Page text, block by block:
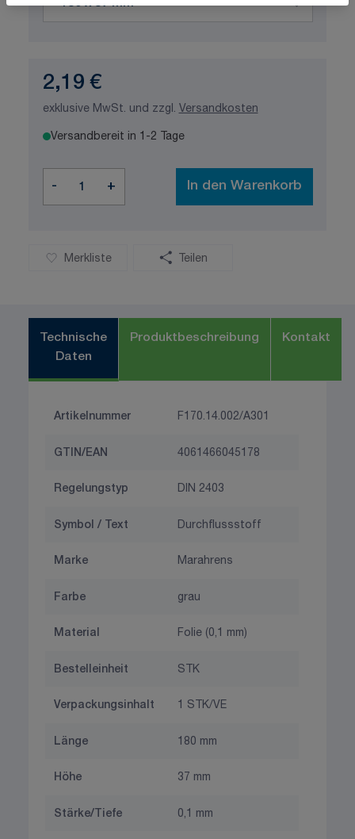
2,19 €
exklusive MwSt. und zzgl. Versandkosten
Versandbereit in 1-2 Tage
- + In den Warenkorb
Merkliste Teilen
Technische
Daten
Produktbeschreibung Kontakt
Artikelnummer F170.14.002/A301
GTIN/EAN 4061466045178
Regelungstyp DIN 2403
Symbol / Text Durchflussstoff
Marke Marahrens
Farbe grau
Material Folie (0,1 mm)
Bestelleinheit STK
Verpackungsinhalt 1 STK/VE
Länge 180 mm
Höhe 37 mm
Stärke/Tiefe 0,1 mm